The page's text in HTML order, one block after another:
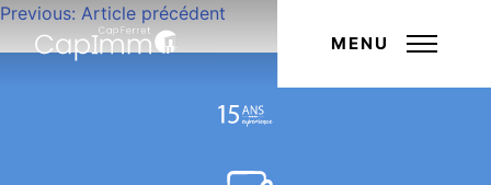
MENU
Navigation
de
Previous: Article précédent